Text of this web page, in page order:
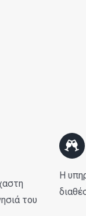
του
Η